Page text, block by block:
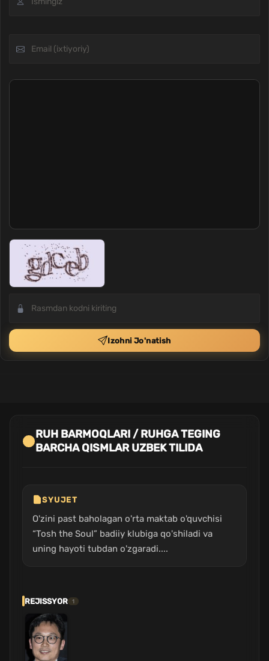
Izohni Jo'natish
RUH BARMOQLARI / RUHGA TEGING
BARCHA QISMLAR UZBEK TILIDA
SYUJET
O'zini past baholagan o'rta maktab o'quvchisi
“Tosh the Soul” badiiy klubiga qo'shiladi va
uning hayoti tubdan o'zgaradi....
REJISSYOR 1